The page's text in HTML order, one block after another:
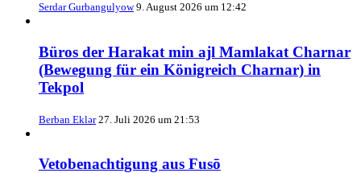
Serdar Gurbangulyow 9. August 2026 um 12:42
Büros der Harakat min ajl Mamlakat Charnar
(Bewegung für ein Königreich Charnar) in
Tekpol
Berban Eklər 27. Juli 2026 um 21:53
Vetobenachtigung aus Fusō